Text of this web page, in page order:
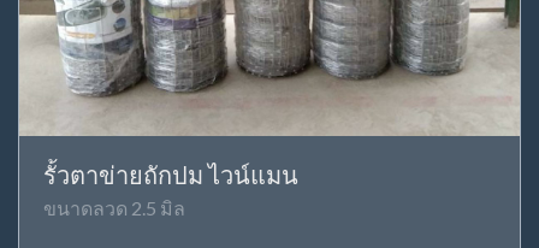
รั้วตาข่ายถักปม ไวน์แมน
ขนาดลวด 2.5 มิล